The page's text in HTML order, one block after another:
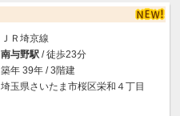
ＪＲ埼京線
南与野駅 / 徒歩23分
築年 39年 / 3階建
埼玉県さいたま市桜区栄和４丁目